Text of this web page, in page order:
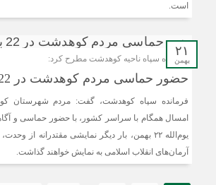
است.
۲۱
بهمن
فرمانده سپاه ناحیه کوهدشت مطرح کرد:
حضور حماسی مردم کوهدشت در 22 بهمن
امسال همگام با سراسر کشور، با حضور حماسی و
یوم‌الله ۲۲ بهمن، بار دیگر نمایشی مقتدرانه از
آرمان‌های انقلاب اسلامی به نمایش خواهند گذاشت.